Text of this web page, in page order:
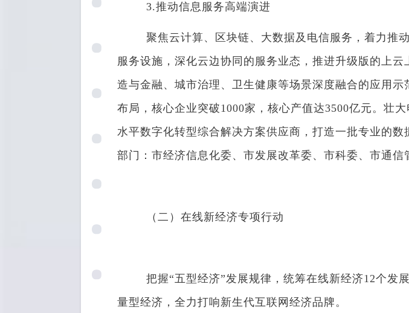
3.推动信息服务高端演进
聚焦云计算、区块链、大数据及电信服务，着力推动
服务设施，深化云边协同的服务业态，推进升级版的上
造与金融、城市治理、卫生健康等场景深度融合的应用
布局，核心企业突破1000家，核心产值达3500亿元。壮
水平数字化转型综合解决方案供应商，打造一批专业的
部门：市经济信息化委、市发展改革委、市科委、市通信
（二）在线新经济专项行动
把握“五型经济”发展规律，统筹在线新经济12个发展
量型经济，全力打响新生代互联网经济品牌。